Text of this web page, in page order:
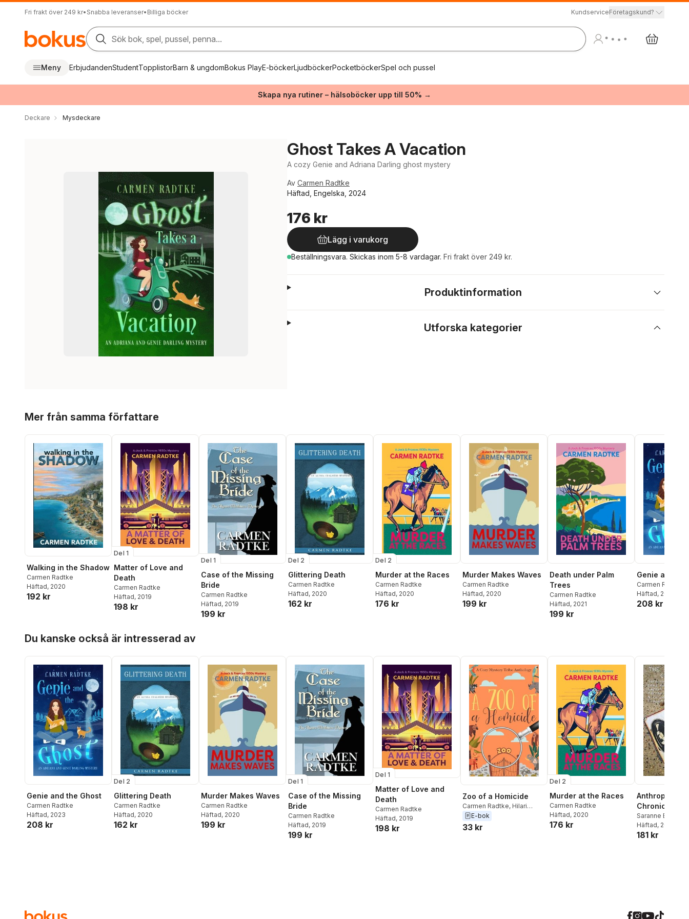
Fri frakt över 249 kr• Snabba leveranser• Billiga böcker KundserviceFöretagskund?
Sök bok, spel, pussel, penna...
Meny ErbjudandenStudentTopplistorBarn & ungdomBokus PlayE-böckerLjudböckerPocketböckerSpel och pussel
Skapa nya rutiner – hälsoböcker upp till 50% →
Deckare Mysdeckare
Ghost Takes A Vacation
A cozy Genie and Adriana Darling ghost mystery
Av Carmen Radtke
Häftad, Engelska, 2024
176 kr
Lägg i varukorg
Beställningsvara. Skickas inom 5-8 vardagar. Fri frakt över 249 kr.
Produktinformation
Utforska kategorier
Mer från samma författare
Walking in the Shadow
Carmen Radtke
Häftad, 2020
192 kr
Del 1
Matter of Love and
Death
Carmen Radtke
Häftad, 2019
198 kr
Del 1
Case of the Missing
Bride
Carmen Radtke
Häftad, 2019
199 kr
Del 2
Glittering Death
Carmen Radtke
Häftad, 2020
162 kr
Del 2
Murder at the Races
Carmen Radtke
Häftad, 2020
176 kr
Murder Makes Waves
Carmen Radtke
Häftad, 2020
199 kr
Death under Palm
Trees
Carmen Radtke
Häftad, 2021
199 kr
Genie and
Carmen Radtke
Häftad, 2023
208 kr
Du kanske också är intresserad av
Genie and the Ghost
Carmen Radtke
Häftad, 2023
208 kr
Del 2
Glittering Death
Carmen Radtke
Häftad, 2020
162 kr
Murder Makes Waves
Carmen Radtke
Häftad, 2020
199 kr
Del 1
Case of the Missing
Bride
Carmen Radtke
Häftad, 2019
199 kr
Del 1
Matter of Love and
Death
Carmen Radtke
Häftad, 2019
198 kr
Zoo of a Homicide
Carmen Radtke, Hilari
DeSchane
Dani Simms
E-bok
33 kr
Del 2
Murder at the Races
Carmen Radtke
Häftad, 2020
176 kr
Anthropocene
Chronicles
Saranne
Pullar,Carmen
Rachael Howard
Häftad, 2018
181 kr